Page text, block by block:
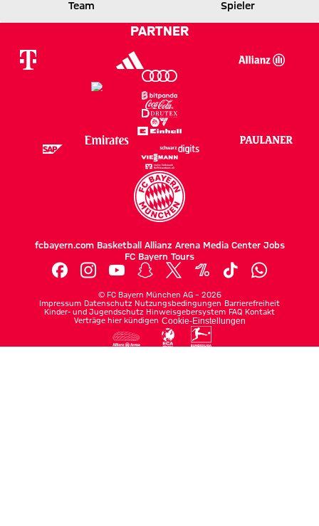
WOLFSBURG
Zwischenergebnis:
1 zu 1 nach Erste Halbzeit
FCB
Team Spieler
PARTNER
fcbayern.com Basketball Allianz Arena Media Center Jobs
FC Bayern Tours
© FC Bayern München AG – 2026
Impressum Datenschutz Nutzungsbedingungen Barrierefreiheit
Kinder- und Jugendschutz Hinweisgebersystem FAQ Kontakt
Verträge hier kündigen Cookie-Einstellungen